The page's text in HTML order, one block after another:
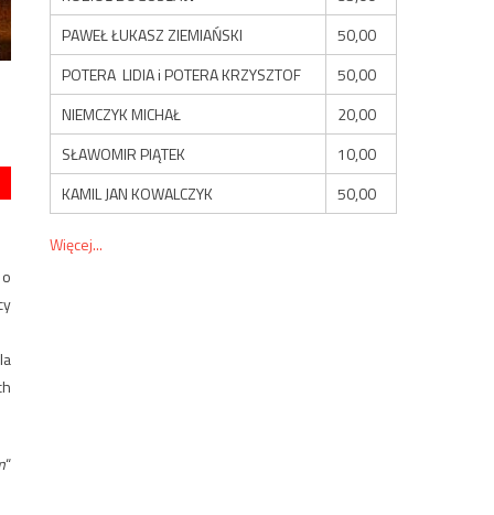
“
PAWEŁ ŁUKASZ ZIEMIAŃSKI
50,00
POTERA LIDIA i POTERA KRZYSZTOF
50,00
NIEMCZYK MICHAŁ
20,00
SŁAWOMIR PIĄTEK
10,00
KAMIL JAN KOWALCZYK
50,00
Więcej...